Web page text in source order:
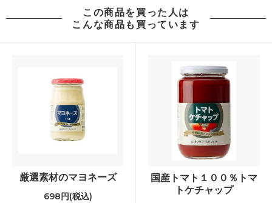
この商品を買った人は
こんな商品も買っています
厳選素材のマヨネーズ
698円(税込)
国産トマト１００％トマ
トケチャップ